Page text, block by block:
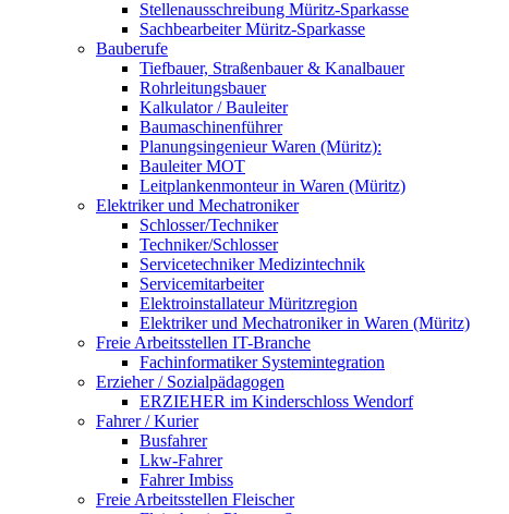
Stellenausschreibung Müritz-Sparkasse
Sachbearbeiter Müritz-Sparkasse
Bauberufe
Tiefbauer, Straßenbauer & Kanalbauer
Rohrleitungsbauer
Kalkulator / Bauleiter
Baumaschinenführer
Planungsingenieur Waren (Müritz):
Bauleiter MOT
Leitplankenmonteur in Waren (Müritz)
Elektriker und Mechatroniker
Schlosser/Techniker
Techniker/Schlosser
Servicetechniker Medizintechnik
Servicemitarbeiter
Elektroinstallateur Müritzregion
Elektriker und Mechatroniker in Waren (Müritz)
Freie Arbeitsstellen IT-Branche
Fachinformatiker Systemintegration
Erzieher / Sozialpädagogen
ERZIEHER im Kinderschloss Wendorf
Fahrer / Kurier
Busfahrer
Lkw-Fahrer
Fahrer Imbiss
Freie Arbeitsstellen Fleischer